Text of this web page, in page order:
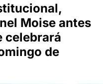
Moise antes
celebrará
de